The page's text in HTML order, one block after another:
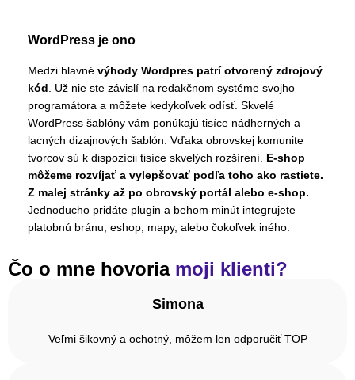
WordPress je ono
Medzi hlavné výhody Wordpres patrí otvorený zdrojový
kód . Už nie ste závislí na redakčnom systéme svojho
programátora a môžete kedykoľvek odísť. Skvelé
WordPress šablóny vám ponúkajú tisíce nádherných a
lacných dizajnových šablón. Vďaka obrovskej komunite
tvorcov sú k dispozícii tisíce skvelých rozšírení. E-shop
môžeme rozvíjať a vylepšovať podľa toho ako rastiete.
Z malej stránky až po obrovský portál alebo e-shop.
Jednoducho pridáte plugin a behom minút integrujete
platobnú bránu, eshop, mapy, alebo čokoľvek iného.
Čo o mne hovoriamoji klienti?
Simona
Veľmi šikovný a ochotný, môžem len odporučiť TOP